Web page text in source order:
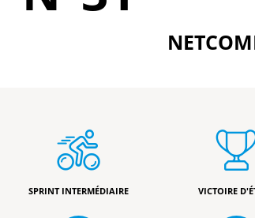
SPRINT INTERMÉDIAIRE VICTOIRE